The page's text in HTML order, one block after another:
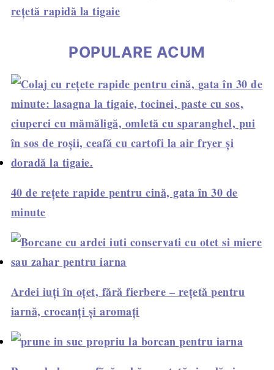
rețetă rapidă la tigaie
POPULARE ACUM
40 de rețete rapide pentru cină, gata în 30 de
minute
Ardei iuți în oțet, fără fierbere – rețetă pentru
iarnă, crocanți și aromați